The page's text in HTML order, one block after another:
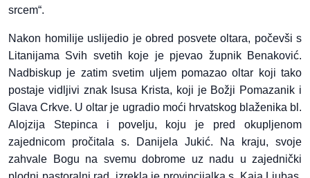
srcem“.
Nakon homilije uslijedio je obred posvete oltara, počevši s
Litanijama Svih svetih koje je pjevao župnik Benaković.
Nadbiskup je zatim svetim uljem pomazao oltar koji tako
postaje vidljivi znak Isusa Krista, koji je Božji Pomazanik i
Glava Crkve. U oltar je ugradio moći hrvatskog blaženika bl.
Alojzija Stepinca i povelju, koju je pred okupljenom
zajednicom pročitala s. Danijela Jukić. Na kraju, svoje
zahvale Bogu na svemu dobrome uz nadu u zajednički